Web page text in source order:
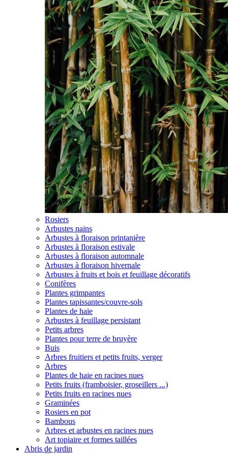
Rosiers
Arbustes nains
Arbustes à floraison printanière
Arbustes à floraison estivale
Arbustes à floraison automnale
Arbustes à floraison hivernale
Arbustes à fruits et bois et feuillage décoratifs
Conifères
Plantes grimpantes
Plantes tapissantes/couvre-sols
Plantes de haie
Arbustes à feuillage persistant
Petits arbres
Plantes pour terre de bruyère
Buis
Arbres fruitiers et petits fruits, verger
Arbres
Plantes de haie en racines nues
Petits fruits (framboisier, groseillers ...)
Petits fruits en racines nues
Graminées
Rosiers en pot
Bambous
Arbres et arbustes en racines nues
Art topiaire et formes taillées
Abris de jardin